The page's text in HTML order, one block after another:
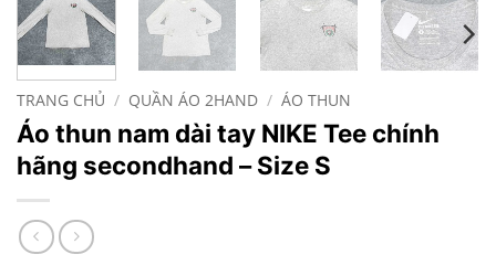
TRANG CHỦ / QUẦN ÁO 2HAND / ÁO THUN
Áo thun nam dài tay NIKE Tee chính
hãng secondhand – Size S